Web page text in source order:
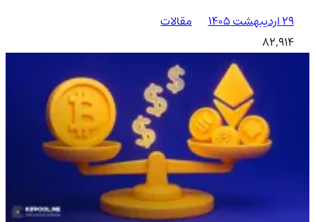
۲۹ اردیبهشت ۱۴۰۵
مقالات
82,914